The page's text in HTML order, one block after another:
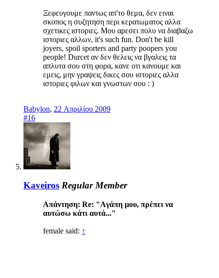
Ξεφευγουμε παντως απ'το θεμα, δεν ειναι
σκοπος η συζητηση περι κερατωματος αλλα
σχετικες ιστοριες. Μου αρεσει πολυ να διαβαζω
ιστοριες αλλων, it's such fun. Don't be kill
joyers, spoil sporters and party poopers you
people! Durcet αν δεν θελεις να βγαλεις τα
απλυτα σου στη φορα, κανε οτι κανουμε και
εμεις, μην γραψεις δικες σου ιστοριες αλλα
ιστοριες φιλων και γνωστων σου : )
Babylon, 22 Απριλίου 2009
#16
Kaveiros Regular Member
Απάντηση: Re: "Aγάπη μου, πρέπει να
αυτώσω κάτι αυτά..."
female said: ↑